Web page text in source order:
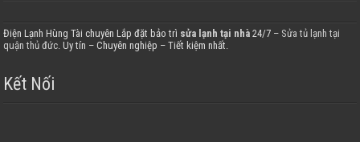
Điện Lạnh Hùng Tài chuyên Lắp đặt bảo trì sửa lạnh tại nhà 24/7 – Sửa tủ lạnh tại
quận thủ đức. Uy tín – Chuyên nghiệp – Tiết kiệm nhất.
Kết Nối